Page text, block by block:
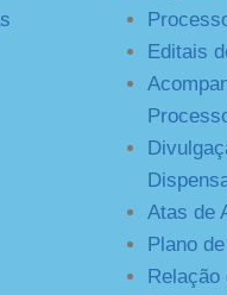
Editais
Atas de
Plano
Relação